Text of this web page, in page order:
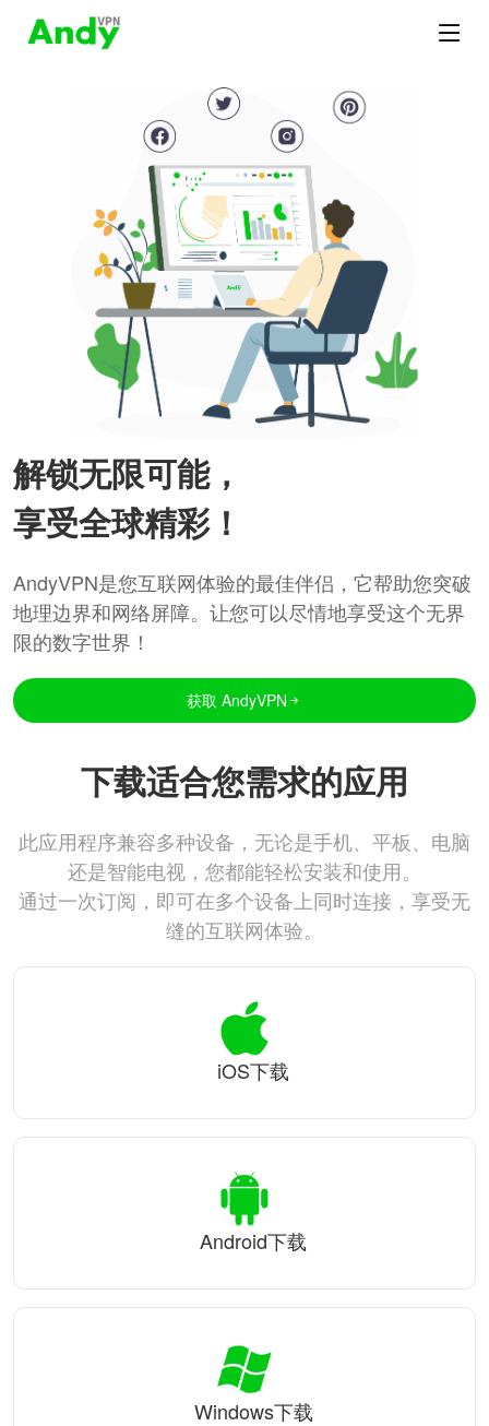
解锁无限可能，
享受全球精彩！
AndyVPN是您互联网体验的最佳伴侣，它帮助您突破
地理边界和网络屏障。让您可以尽情地享受这个无界
限的数字世界！
获取 AndyVPN
下载适合您需求的应用
此应用程序兼容多种设备，无论是手机、平板、电脑
还是智能电视，您都能轻松安装和使用。
通过一次订阅，即可在多个设备上同时连接，享受无
缝的互联网体验。
iOS下载
Android下载
Windows下载